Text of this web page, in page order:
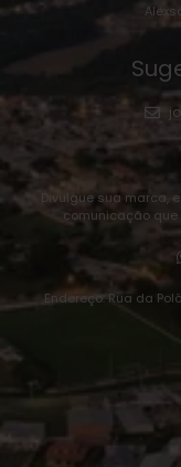
Divulgue sua marca,
comunicação
Endereço: Rua da